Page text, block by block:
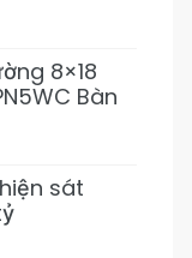
8×18
Bàn
sát